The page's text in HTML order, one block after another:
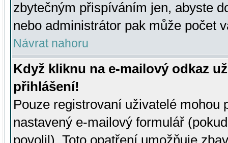
zbytečným přispíváním jen, abyste
nebo administrátor pak může počet
Návrat nahoru
Když kliknu na e-mailový odkaz
přihlášení!
Pouze registrovaní uživatelé mohou
nastavený e-mailový formulář
povolil). Toto opatření umožňuje